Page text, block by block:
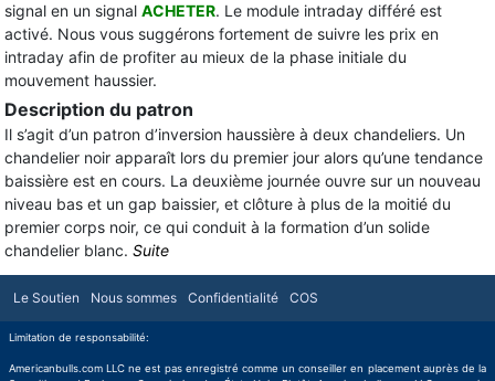
signal en un signal ACHETER. Le module intraday différé est
activé. Nous vous suggérons fortement de suivre les prix en
intraday afin de profiter au mieux de la phase initiale du
mouvement haussier.
Description du patron
Il s’agit d’un patron d’inversion haussière à deux chandeliers. Un
chandelier noir apparaît lors du premier jour alors qu’une tendance
baissière est en cours. La deuxième journée ouvre sur un nouveau
niveau bas et un gap baissier, et clôture à plus de la moitié du
premier corps noir, ce qui conduit à la formation d’un solide
chandelier blanc. Suite
Le Soutien Nous sommes Confidentialité COS
Limitation de responsabilité:
Americanbulls.com LLC ne est pas enregistré comme un conseiller en placement auprès de la